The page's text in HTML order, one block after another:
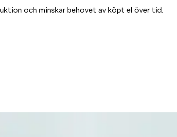
och minskar behovet av köpt el över tid.